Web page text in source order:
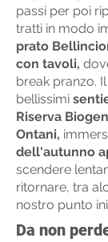
passi per poi
tratti in modo
prato
con tavoli,
break pranzo.
bellissimi
Riserva
Ontani,
dell'autunno
scendere
ritornare, tra
nostro punto
Da non